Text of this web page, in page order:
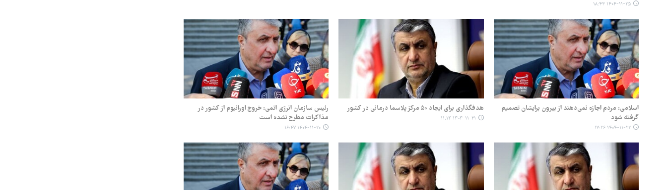
۱۴۰۴-۱۱-۲۵ ۱۸:۴۳
اسلامی: مردم اجازه نمی‌دهند از بیرون برایشان تصمیم
گرفته شود
۱۴۰۴-۱۱-۲۲ ۱۷:۲۶
هدفگذاری برای ایجاد ۵۰ مرکز پلاسما درمانی در کشور
۱۴۰۴-۱۱-۲۱ ۱۱:۱۴
رئیس سازمان انرژی اتمی: خروج اورانیوم از کشور در
مذاکرات مطرح نشده است
۱۴۰۴-۱۱-۲۰ ۱۶:۴۷